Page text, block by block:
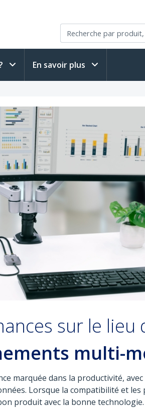
En savoir plus
sur le lieu
multi-
marquée dans la productivité,
Lorsque la compatibilité et
produit avec la bonne technologie.